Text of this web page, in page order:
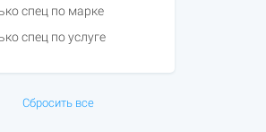
спец по марке
спец по услуге
Сбросить все